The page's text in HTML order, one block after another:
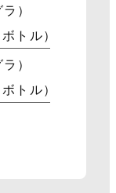
）
トル）
）
トル）